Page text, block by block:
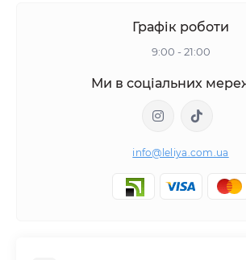
Графік роботи
9:00 - 21:00
Ми в соціальних
info@leliya.com.ua